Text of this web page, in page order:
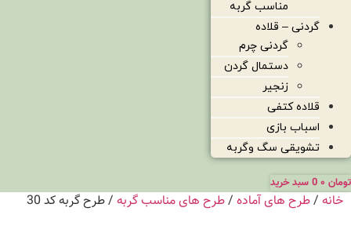
مناسب گربه
گردنی – قلاده
گردنی چرم
دستمال گردن
زنجیر
قلاده کتفی
اسباب بازی
تشویقی سگ وگربه
تومان 0 سبد خرید
خانه /طرح های آماده /طرح های مناسب گربه / طرح گربه کد 30